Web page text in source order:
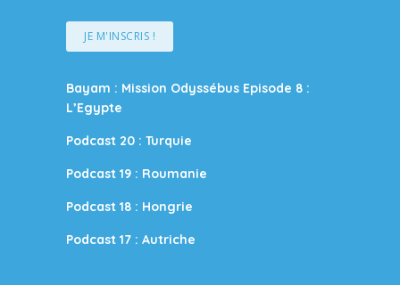
JE M'INSCRIS !
Bayam : Mission Odyssébus Episode 8 :
L’Egypte
Podcast 20 : Turquie
Podcast 19 : Roumanie
Podcast 18 : Hongrie
Podcast 17 : Autriche